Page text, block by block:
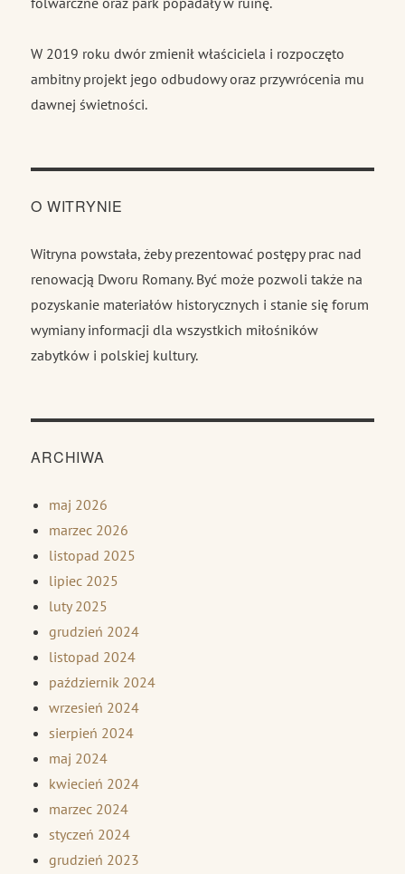
W 2019 roku dwór zmienił właściciela i rozpoczęto
ambitny projekt jego odbudowy oraz przywrócenia mu
dawnej świetności.
O WITRYNIE
Witryna powstała, żeby prezentować postępy prac nad
renowacją Dworu Romany. Być może pozwoli także na
pozyskanie materiałów historycznych i stanie się forum
wymiany informacji dla wszystkich miłośników
zabytków i polskiej kultury.
ARCHIWA
maj 2026
marzec 2026
listopad 2025
lipiec 2025
luty 2025
grudzień 2024
listopad 2024
październik 2024
wrzesień 2024
sierpień 2024
maj 2024
kwiecień 2024
marzec 2024
styczeń 2024
grudzień 2023